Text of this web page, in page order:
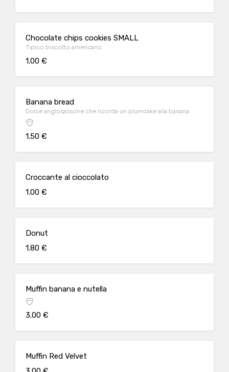
Chocolate chips cookies SMALL
Tipico biscotto americano
1.00 €
Banana bread
Dolce anglosassone che ricorda un plumcake alla banana
1.50 €
Croccante al cioccolato
1.00 €
Donut
1.80 €
Muffin banana e nutella
3.00 €
Muffin Red Velvet